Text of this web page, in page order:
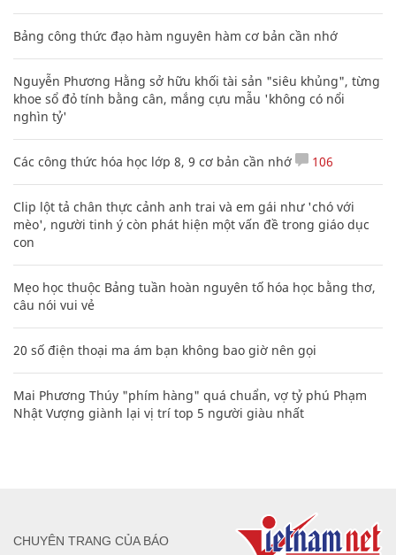
Bảng công thức đạo hàm nguyên hàm cơ bản cần nhớ
Nguyễn Phương Hằng sở hữu khối tài sản "siêu khủng", từng
khoe sổ đỏ tính bằng cân, mắng cựu mẫu 'không có nổi
nghìn tỷ'
Các công thức hóa học lớp 8, 9 cơ bản cần nhớ 106
Clip lột tả chân thực cảnh anh trai và em gái như 'chó với
mèo', người tinh ý còn phát hiện một vấn đề trong giáo dục
con
Mẹo học thuộc Bảng tuần hoàn nguyên tố hóa học bằng thơ,
câu nói vui vẻ
20 số điện thoại ma ám bạn không bao giờ nên gọi
Mai Phương Thúy "phím hàng" quá chuẩn, vợ tỷ phú Phạm
Nhật Vượng giành lại vị trí top 5 người giàu nhất
CHUYÊN TRANG CỦA BÁO